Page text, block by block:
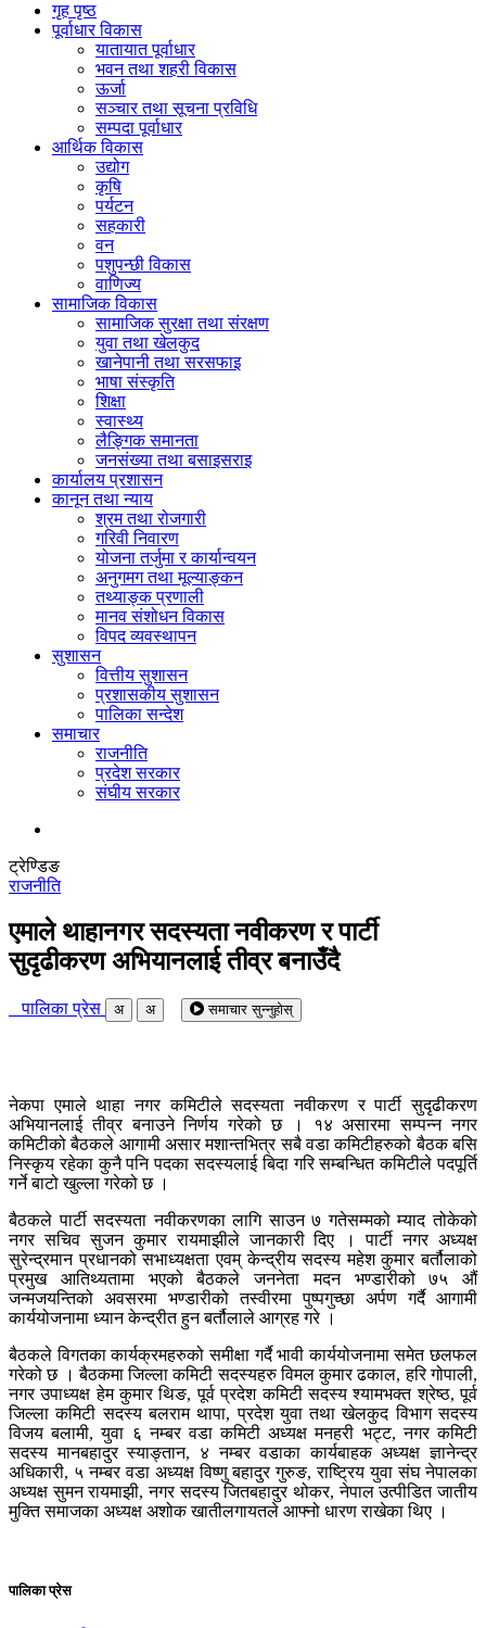
गृह पृष्ठ
पूर्वाधार विकास
यातायात पूर्वाधार
भवन तथा शहरी विकास
ऊर्जा
सञ्चार तथा सूचना प्रविधि
सम्पदा पूर्वाधार
आर्थिक विकास
उद्योग
कृषि
पर्यटन
सहकारी
वन
पशुपन्छी विकास
वाणिज्य
सामाजिक विकास
सामाजिक सुरक्षा तथा संरक्षण
युवा तथा खेलकुद
खानेपानी तथा सरसफाइ
भाषा संस्कृति
शिक्षा
स्वास्थ्य
लैङ्गिक समानता
जनसंख्या तथा बसाइसराइ
कार्यालय प्रशासन
कानून तथा न्याय
श्रम तथा रोजगारी
गरिवी निवारण
योजना तर्जुमा र कार्यान्वयन
अनुगमग तथा मूल्याङ्कन
तथ्याङ्क प्रणाली
मानव संशोधन विकास
विपद व्यवस्थापन
सुशासन
वित्तीय सुशासन
प्रशासकीय सुशासन
पालिका सन्देश
समाचार
राजनीति
प्रदेश सरकार
संघीय सरकार
ट्रेण्डिङ
राजनीति
एमाले थाहानगर सदस्यता नवीकरण र पार्टी
सुदृढीकरण अभियानलाई तीव्र बनाउँदै
पालिका प्रेस अ अ समाचार सुन्नुहोस्
नेकपा एमाले थाहा नगर कमिटीले सदस्यता नवीकरण र पार्टी सुदृढीकरण
अभियानलाई तीव्र बनाउने निर्णय गरेको छ । १४ असारमा सम्पन्न नगर
कमिटीको बैठकले आगामी असार मशान्तभित्र सबै वडा कमिटीहरुको बैठक बसि
निस्कृय रहेका कुनै पनि पदका सदस्यलाई बिदा गरि सम्बन्धित कमिटीले पदपूर्ति
गर्ने बाटो खुल्ला गरेको छ ।
बैठकले पार्टी सदस्यता नवीकरणका लागि साउन ७ गतेसम्मको म्याद तोकेको
नगर सचिव सुजन कुमार रायमाझीले जानकारी दिए । पार्टी नगर अध्यक्ष
सुरेन्द्रमान प्रधानको सभाध्यक्षता एवम् केन्द्रीय सदस्य महेश कुमार बर्तौलाको
प्रमुख आतिथ्यतामा भएको बैठकले जननेता मदन भण्डारीको ७५ औं
जन्मजयन्तिको अवसरमा भण्डारीको तस्वीरमा पुष्पगुच्छा अर्पण गर्दै आगामी
कार्ययोजनामा ध्यान केन्द्रीत हुन बर्तौलाले आग्रह गरे ।
बैठकले विगतका कार्यक्रमहरुको समीक्षा गर्दै भावी कार्ययोजनामा समेत छलफल
गरेको छ । बैठकमा जिल्ला कमिटी सदस्यहरु विमल कुमार ढकाल, हरि गोपाली,
नगर उपाध्यक्ष हेम कुमार थिङ, पूर्व प्रदेश कमिटी सदस्य श्यामभक्त श्रेष्ठ, पूर्व
जिल्ला कमिटी सदस्य बलराम थापा, प्रदेश युवा तथा खेलकुद विभाग सदस्य
विजय बलामी, युवा ६ नम्बर वडा कमिटी अध्यक्ष मनहरी भट्ट, नगर कमिटी
सदस्य मानबहादुर स्याङ्तान, ४ नम्बर वडाका कार्यबाहक अध्यक्ष ज्ञानेन्द्र
अधिकारी, ५ नम्बर वडा अध्यक्ष विष्णु बहादुर गुरुङ, राष्ट्रिय युवा संघ नेपालका
अध्यक्ष सुमन रायमाझी, नगर सदस्य जितबहादुर थोकर, नेपाल उत्पीडित जातीय
मुक्ति समाजका अध्यक्ष अशोक खातीलगायतले आफ्नो धारण राखेका थिए ।
पालिका प्रेस